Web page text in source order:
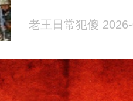
老王日常犯傻